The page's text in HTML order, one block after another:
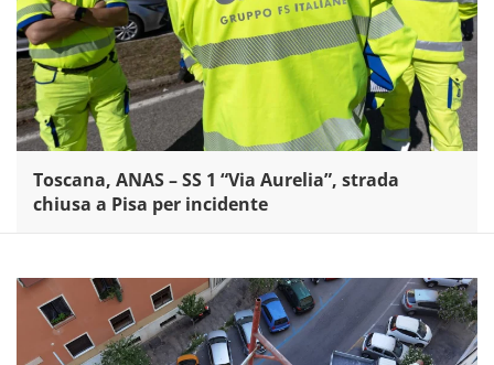
Toscana, ANAS – SS 1 “Via Aurelia”, strada
chiusa a Pisa per incidente